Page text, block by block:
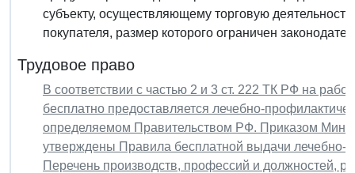
субъекту, осуществляющему торговую
покупателя, размер которого ограничен
Трудовое право
В соответствии с частью 2 и 3 ст. 222 ТК РФ на
бесплатно предоставляется лечебно-
определяемом Правительством РФ. Приказом
утверждены Правила бесплатной выдачи лечебно-
Перечень производств, профессий и должностей,